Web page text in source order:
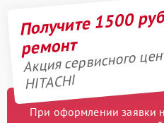
Получите 1500
ремонт
Акция сервисного
HITACHI
При оформлении заявки